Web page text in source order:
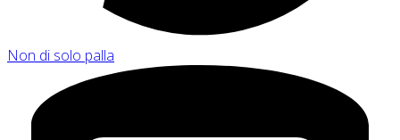
Non di solo palla